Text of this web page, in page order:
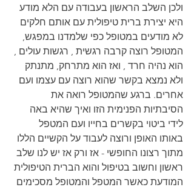
ולכן השלב הראשון בעבודה עם הלא מודע
היא יצירת ברית טיפולית עם אותם חלקים
לא מודעים במטופל כפי שלמדנו במפגש,
המטופל רוצה קרבה רגשית , רגשות עולים ,
הוא נהיה חרד , ואז הוא מתרחק, מתנתק
ולא נמצא בקשר שהוא רוצה עם עצמו ועם
אחרים. ברגע שהמטופל רואה את
הסיבתיות הפנימית הזו ואיך שהיא באה
לידי ביטוי בקשרים בחייו ועם המטפל
באותו האופן ורוצה לעבוד על הקשיים הללו
מתוך רצונו החופשי - אז ורק אז יש לנו שלב
ראשון וחשוב בטיפול והוא הברית הטיפולית
המודעת כאשר המטפל והמטופל מסכימים